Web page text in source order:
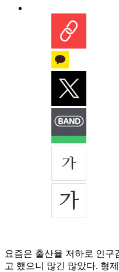
요즘은 출산율 저하로 인구
고 했으니 많긴 많았다. 형